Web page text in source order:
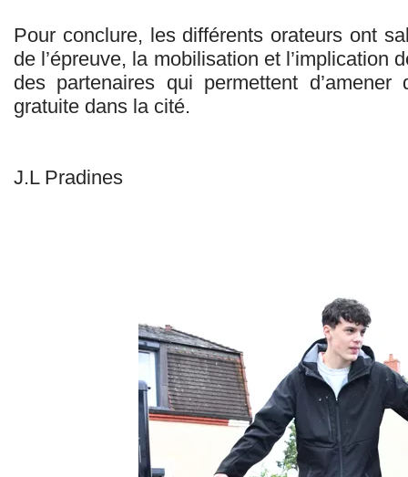
Pour conclure, les différents orateurs ont
de l’épreuve, la mobilisation et l’implication
des partenaires qui permettent
gratuite dans la cité.
J.L Pradines